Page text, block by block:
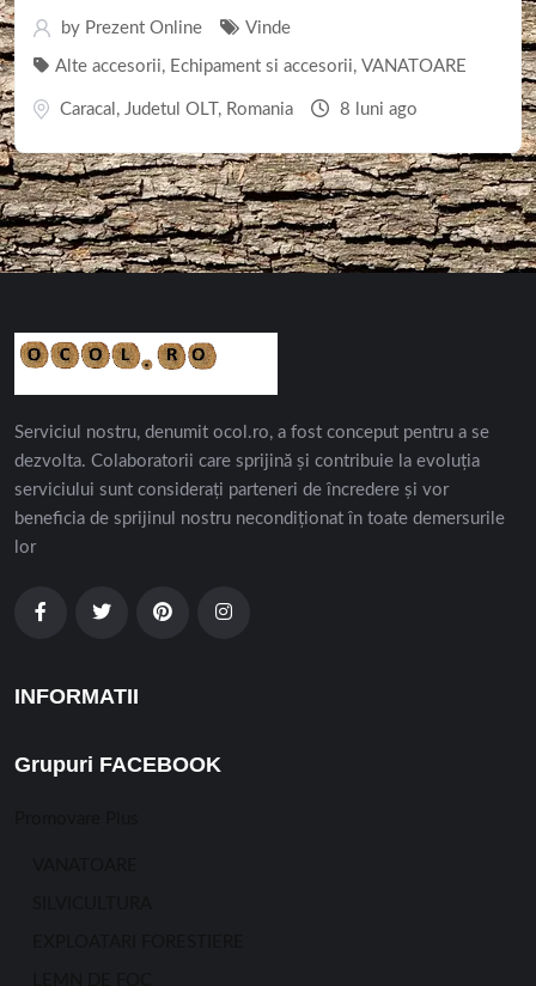
by Prezent Online Vinde
Alte accesorii, Echipament si accesorii, VANATOARE
Caracal , Judetul OLT, Romania 8 luni ago
Serviciul nostru, denumit ocol.ro, a fost conceput pentru a se
dezvolta. Colaboratorii care sprijină și contribuie la evoluția
serviciului sunt considerați parteneri de încredere și vor
beneficia de sprijinul nostru necondiționat în toate demersurile
lor
INFORMATII
Grupuri FACEBOOK